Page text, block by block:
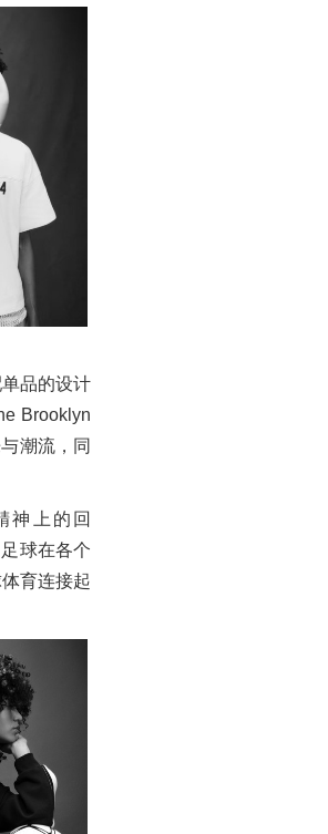
品的设计
Brooklyn
潮流，同
神上的回
球在各个
育连接起